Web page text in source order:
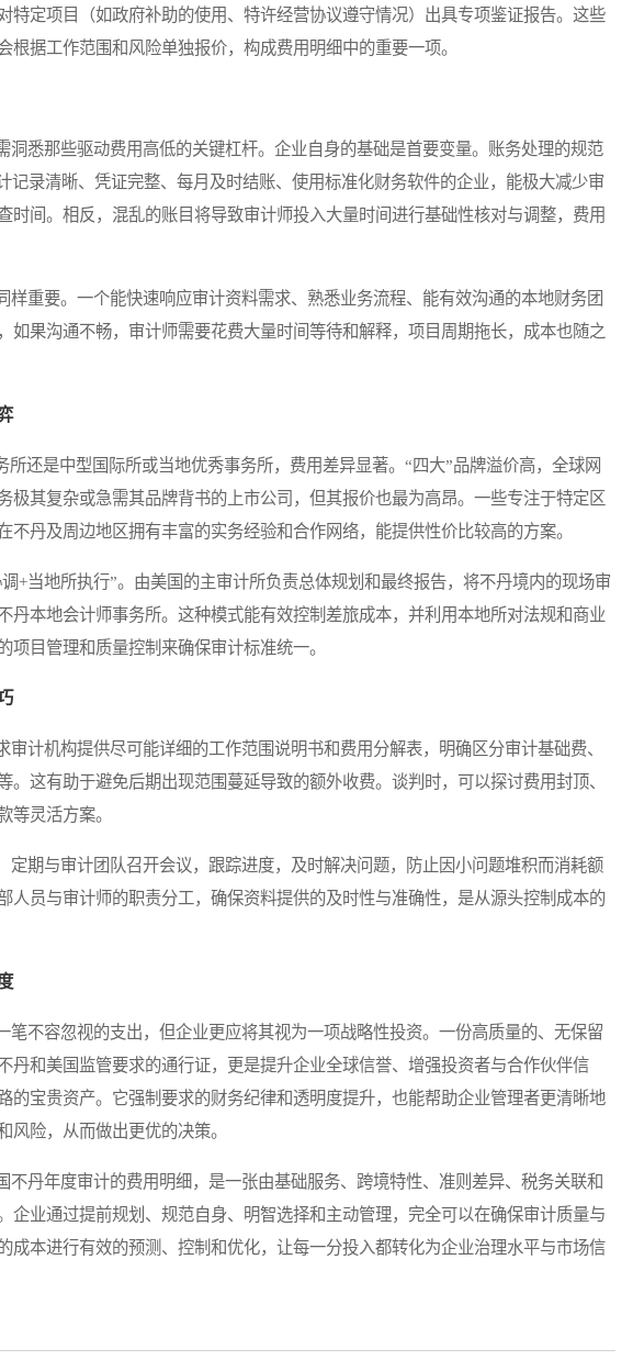
特定项目（如政府补助的使用、特许经营协议遵守情况）出具专项鉴证报告。这些
根据工作范围和风险单独报价，构成费用明细中的重要一项。
悉那些驱动费用高低的关键杠杆。企业自身的基础是首要变量。账务处理的规范
记录清晰、凭证完整、每月及时结账、使用标准化财务软件的企业，能极大减少审
时间。相反，混乱的账目将导致审计师投入大量时间进行基础性核对与调整，费用
重要。一个能快速响应审计资料需求、熟悉业务流程、能有效沟通的本地财务团
如果沟通不畅，审计师需要花费大量时间等待和解释，项目周期拖长，成本也随之
还是中型国际所或当地优秀事务所，费用差异显著。“四大”品牌溢价高，全球网
极其复杂或急需其品牌背书的上市公司，但其报价也最为高昂。一些专注于特定区
不丹及周边地区拥有丰富的实务经验和合作网络，能提供性价比较高的方案。
当地所执行”。由美国的主审计所负责总体规划和最终报告，将不丹境内的现场审
丹本地会计师事务所。这种模式能有效控制差旅成本，并利用本地所对法规和商业
项目管理和质量控制来确保审计标准统一。
计机构提供尽可能详细的工作范围说明书和费用分解表，明确区分审计基础费、
。这有助于避免后期出现范围蔓延导致的额外收费。谈判时，可以探讨费用封顶、
等灵活方案。
期与审计团队召开会议，跟踪进度，及时解决问题，防止因小问题堆积而消耗额
人员与审计师的职责分工，确保资料提供的及时性与准确性，是从源头控制成本的
不容忽视的支出，但企业更应将其视为一项战略性投资。一份高质量的、无保留
丹和美国监管要求的通行证，更是提升企业全球信誉、增强投资者与合作伙伴信
的宝贵资产。它强制要求的财务纪律和透明度提升，也能帮助企业管理者更清晰地
风险，从而做出更优的决策。
丹年度审计的费用明细，是一张由基础服务、跨境特性、准则差异、税务关联和
企业通过提前规划、规范自身、明智选择和主动管理，完全可以在确保审计质量与
成本进行有效的预测、控制和优化，让每一分投入都转化为企业治理水平与市场信